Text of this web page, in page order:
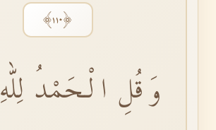
﴿١١٠﴾
وَقُلِ الْحَمْدُ لِلّٰهِ